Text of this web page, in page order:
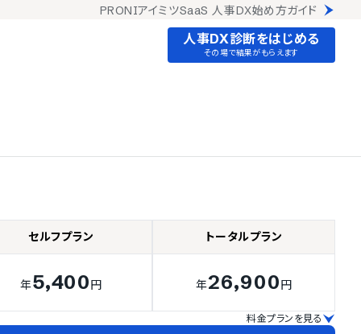
PRONIアイミツSaaS 人事DX始め方ガイド
人事DX診断をはじめる
その場で結果がもらえます
セルフプラン
年5,400円
トータルプラン
年26,900円
料金プランを見る